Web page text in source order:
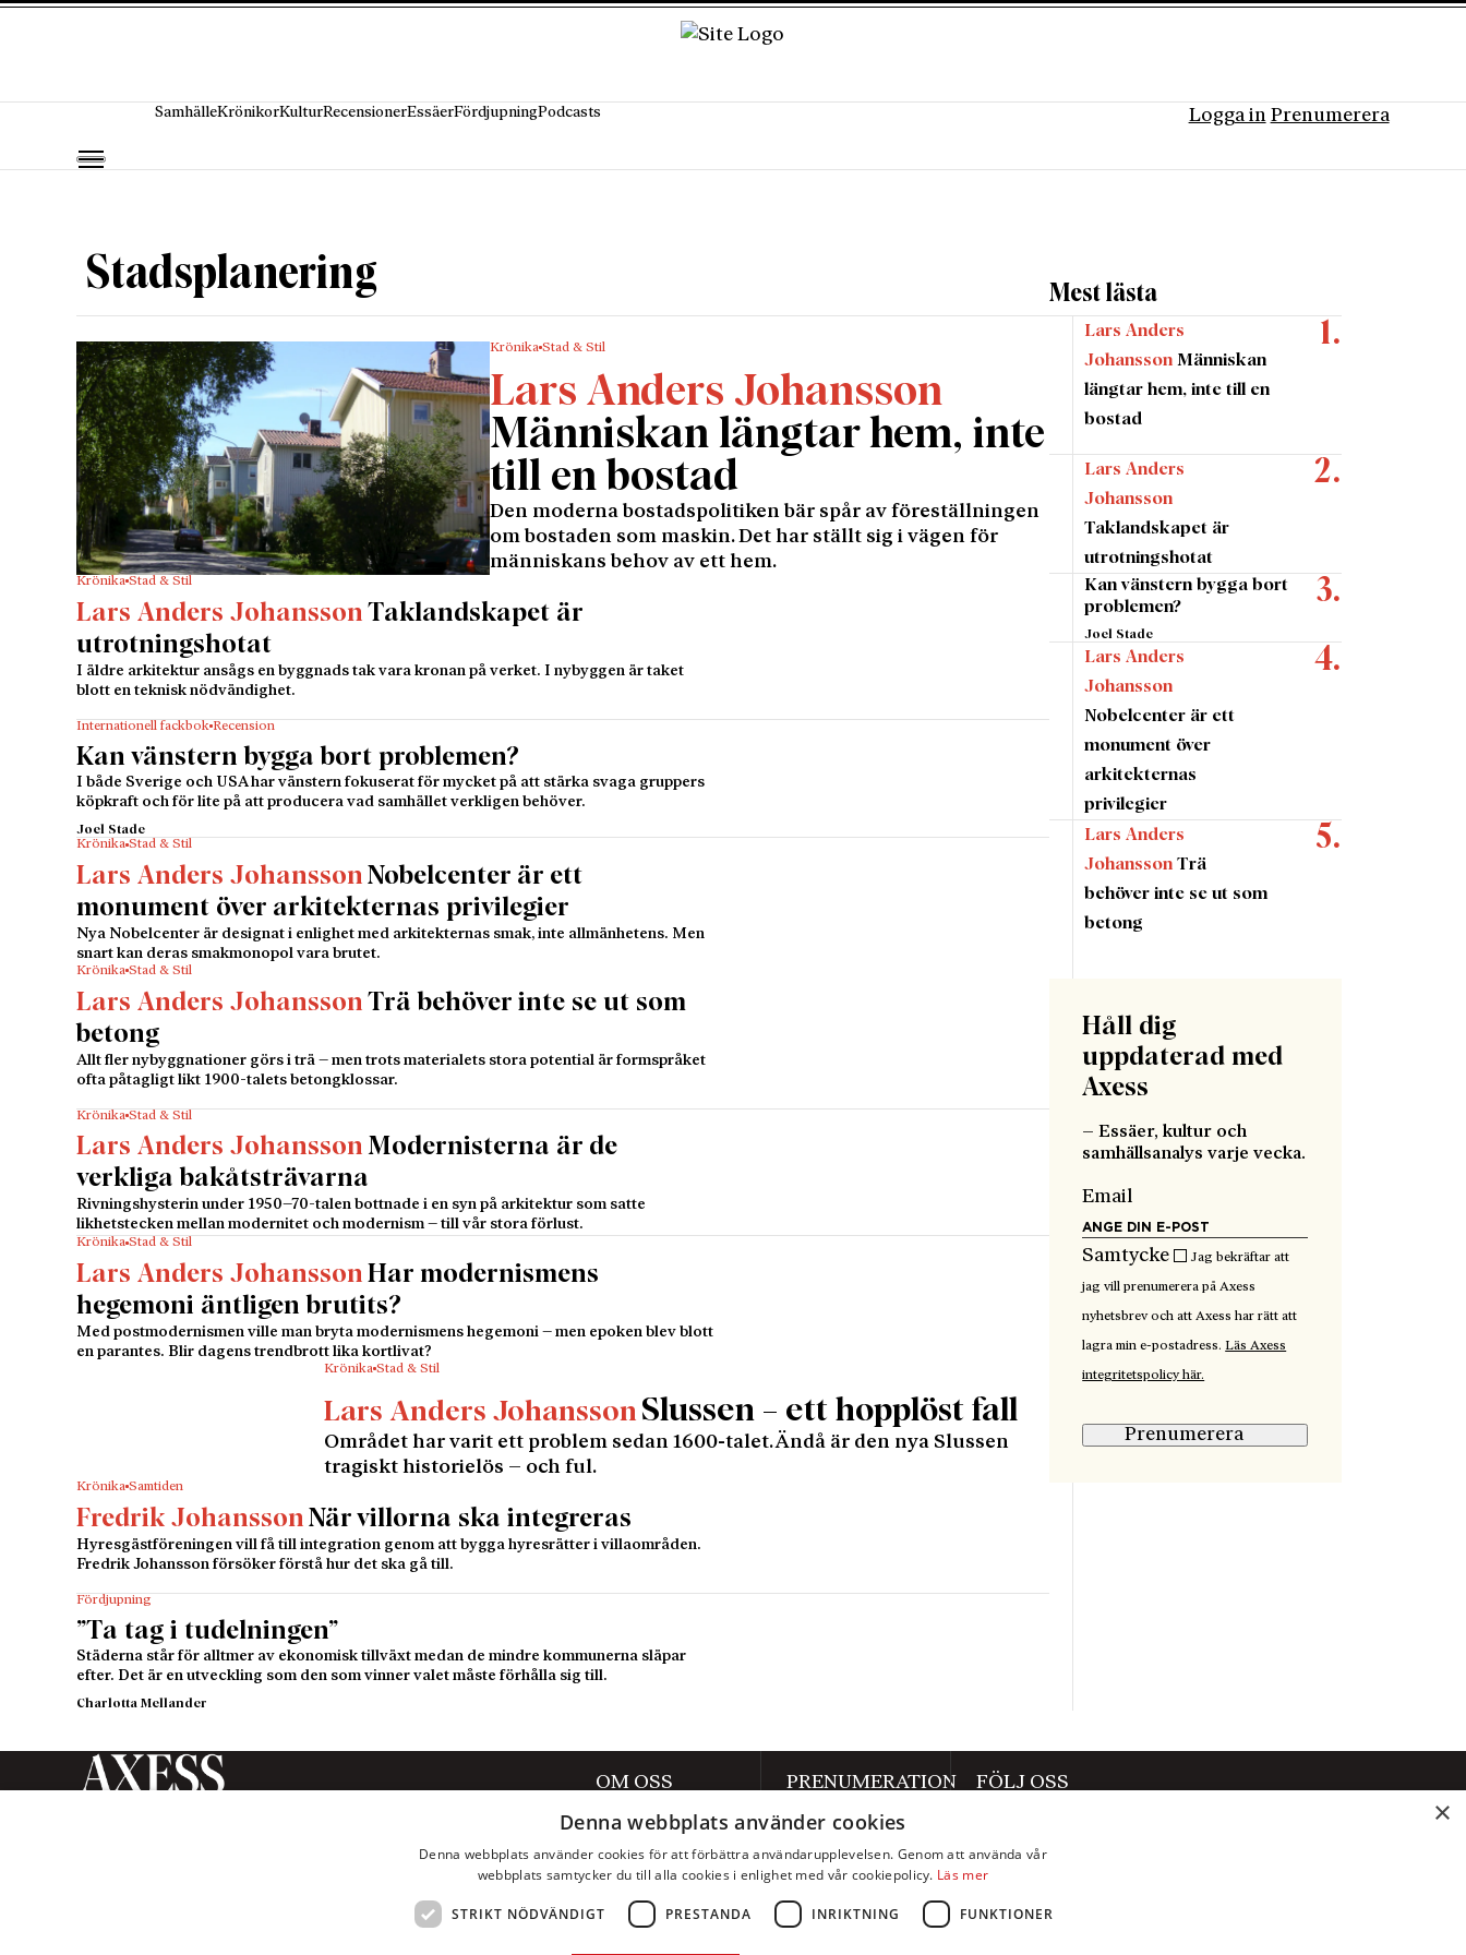
SamhälleKrönikorKulturRecensionerEssäerFördjupningPodcasts Logga in Prenumerera
Stadsplanering
Krönika Stad & Stil
Lars Anders Johansson
Människan längtar hem, inte
till en bostad
Den moderna bostadspolitiken bär spår av föreställning­en
om bostaden som maskin. Det har ställt sig i vägen för
människans behov av ett hem.
Krönika Stad & Stil
Lars Anders Johansson Taklandskapet är
utrotningshotat
I äldre arkitektur ansågs en byggnads tak vara kronan på verket. I nybyggen är taket
blott en teknisk nödvändighet.
Internationell fackbok Recension
Kan vänstern bygga bort problemen?
I både Sverige och USA har vänstern fokuserat för mycket på att stärka svaga gruppers
köpkraft och för lite på att producera vad samhället verkligen behöver.
Joel Stade
Krönika Stad & Stil
Lars Anders Johansson Nobelcenter är ett
monument över arkitekternas privilegier
Nya Nobelcenter är designat i enlighet med arkitekternas smak, inte allmänhetens. Men
snart kan deras smakmonopol vara brutet.
Krönika Stad & Stil
Lars Anders Johansson Trä behöver inte se ut som
betong
Allt fler nybyggnationer görs i trä – men trots materialets stora potential är formspråket
ofta påtagligt likt 1900-talets betongklossar.
Krönika Stad & Stil
Lars Anders Johansson Modernisterna är de
verkliga bakåtsträvarna
Rivningshysterin under 1950–70-talen bottnade i en syn på arkitektur som satte
likhetstecken mellan modernitet och modernism – till vår stora förlust.
Krönika Stad & Stil
Lars Anders Johansson Har modernismens
hegemoni äntligen brutits?
Med postmodernismen ville man bryta modernismens hegemoni – men epoken blev blott
en parantes. Blir dagens trendbrott lika kortlivat?
Krönika Stad & Stil
Lars Anders Johansson Slussen – ett hopplöst fall
Området har varit ett problem sedan 1600-talet. Ändå är den nya Slussen
tragiskt historielös – och ful.
Krönika Samtiden
Fredrik Johansson När villorna ska integreras
Hyresgästföreningen vill få till integration genom att bygga hyresrätter i villaområden.
Fredrik Johansson försöker förstå hur det ska gå till.
Fördjupning
”Ta tag i tudelningen”
Städerna står för alltmer av ekonomisk tillväxt medan de mindre kommunerna släpar
efter. Det är en utveckling som den som vinner valet måste förhålla sig till.
Charlotta Mellander
Mest lästa
Lars Anders
Johansson Människan
längtar hem, inte till en
bostad
Lars Anders
Johansson
Taklandskapet är
utrotningshotat
Kan vänstern bygga bort
problemen?
Joel Stade
Lars Anders
Johansson
Nobelcenter är ett
monument över
arkitekternas
privilegier
Lars Anders
Johansson Trä
behöver inte se ut som
betong
Håll dig
uppdaterad med
Axess
– Essäer, kultur och
samhällsanalys varje vecka.
Email
Samtycke Jag bekräftar att
jag vill prenumerera på Axess
nyhetsbrev och att Axess har rätt att
lagra min e-postadress. Läs Axess
integritetspolicy här.
Prenumerera
OM OSS
Om Axess
Kontakt
Annonsera
PRENUMERATION
Prenumerera
Mina sidor
FÖLJ OSS
Instagram
×
Denna webbplats använder cookies
Denna webbplats använder cookies för att förbättra användarupplevelsen. Genom att använda vår
webbplats samtycker du till alla cookies i enlighet med vår cookiepolicy. Läs mer
STRIKT NÖDVÄNDIGT PRESTANDA INRIKTNING FUNKTIONER